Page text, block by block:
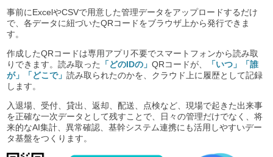
事前にExcelやCSVで用意した管理データをアップロードするだけ
で、各データに紐づいたQRコードをブラウザ上から発行できま
す。
作成したQRコードは専用アプリ不要でスマートフォンから読み取
りできます。読み取った
「どのIDの」QRコードが、
「いつ」「誰
が」「どこで」読み取られたのかを、クラウド上に履歴として記録
します。
入退場、受付、貸出、返却、配送、点検など、現場で起きた出来事
を正確な一次データとして残すことで、日々の管理だけでなく、将
来的なAI集計、異常確認、基幹システム連携にも活用しやすいデー
タ基盤をつくります。